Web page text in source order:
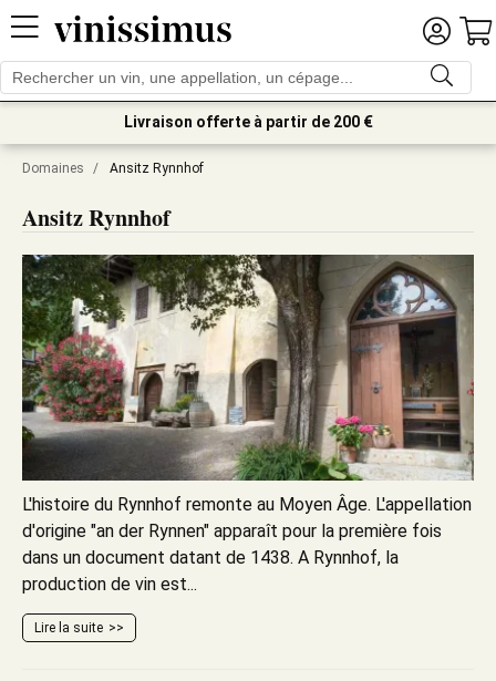
Livraison offerte à partir de 200 €
Domaines / Ansitz Rynnhof
Ansitz Rynnhof
L'histoire du Rynnhof remonte au Moyen Âge. L'appellation
d'origine "an der Rynnen" apparaît pour la première fois
dans un document datant de 1438. A Rynnhof, la
production de vin est...
Lire la suite